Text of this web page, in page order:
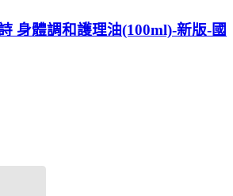
身體調和護理油(100ml)-新版-國